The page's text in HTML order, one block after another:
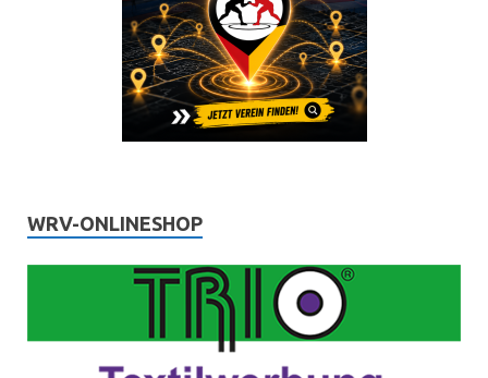
WRV-ONLINESHOP